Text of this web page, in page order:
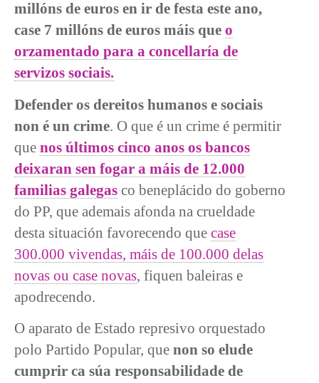
millóns de euros en ir de festa este ano,
case 7 millóns de euros máis que o
orzamentado para a concellaría de
servizos sociais.
Defender os dereitos humanos e sociais
non é un crime. O que é un crime é permitir
que nos últimos cinco anos os bancos
deixaran sen fogar a máis de 12.000
familias galegas co beneplácido do goberno
do PP, que ademais afonda na crueldade
desta situación favorecendo que case
300.000 vivendas, máis de 100.000 delas
novas ou case novas, fiquen baleiras e
apodrecendo.
O aparato de Estado represivo orquestado
polo Partido Popular, que non so elude
cumprir ca súa responsabilidade de